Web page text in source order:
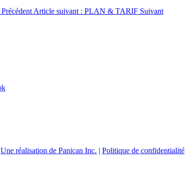
Précédent Article suivant : PLAN & TARIF Suivant
Une réalisation de Panican Inc. | Politique de confidentialité